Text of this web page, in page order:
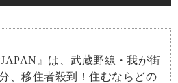
』は、武蔵野線・我が街
、移住者殺到！住むならどの